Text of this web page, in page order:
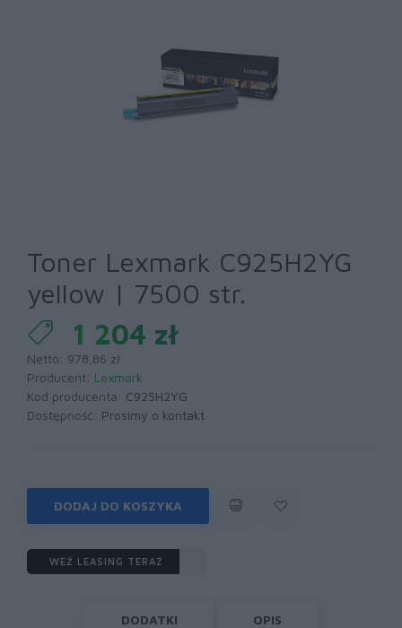
Toner Lexmark C925H2YG
yellow | 7500 str.
1 204 zł
Netto: 978,86 zł
Producent: Lexmark
Kod producenta: C925H2YG
Dostępność: Prosimy o kontakt
DODAJ DO KOSZYKA
WEŹ LEASING TERAZ
DODATKI OPIS